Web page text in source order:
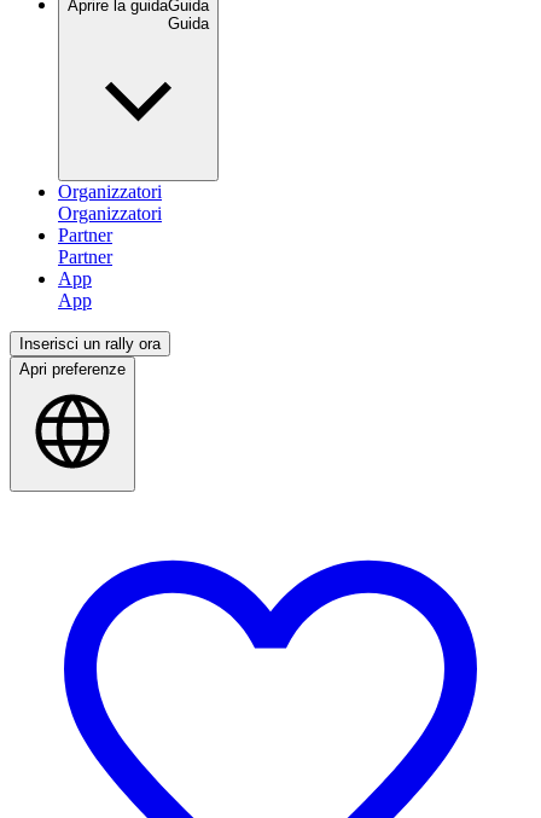
Aprire la guidaGuida
Organizzatori
Partner
App
Inserisci un rally ora
Apri preferenze